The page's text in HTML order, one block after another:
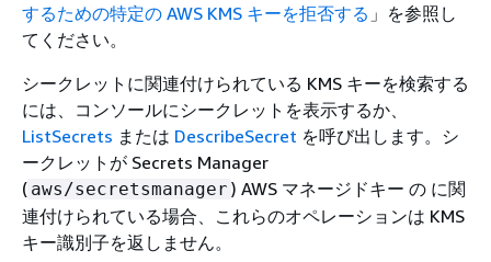
するための特定の AWS KMS キーを拒否する 」を参照し
てください。
シークレットに関連付けられている KMS キーを検索する
には、コンソールにシークレットを表示するか、
ListSecrets または DescribeSecret を呼び出します。シ
ークレットが Secrets Manager
( aws/secretsmanager ) AWS マネージドキー の に関
連付けられている場合、これらのオペレーションは KMS
キー識別子を返しません。